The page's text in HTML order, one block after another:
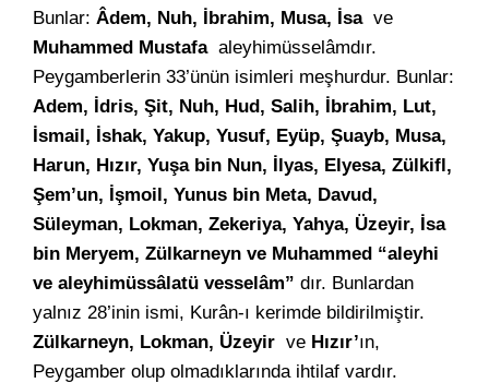
Bunlar: Âdem, Nuh, İbrahim, Musa, İsa ve
Muhammed Mustafa aleyhimüsselâmdır.
Peygamberlerin 33’ünün isimleri meşhurdur. Bunlar:
Adem, İdris, Şit, Nuh, Hud, Salih, İbrahim, Lut,
İsmail, İshak, Yakup, Yusuf, Eyüp, Şuayb, Musa,
Harun, Hızır, Yuşa bin Nun, İlyas, Elyesa, Zülkifl,
Şem’un, İşmoil, Yunus bin Meta, Davud,
Süleyman, Lokman, Zekeriya, Yahya, Üzeyir, İsa
bin Meryem, Zülkarneyn ve Muhammed “aleyhi
ve aleyhimüssâlatü vesselâm” dır. Bunlardan
yalnız 28’inin ismi, Kurân-ı kerimde bildirilmiştir.
Zülkarneyn, Lokman, Üzeyir ve Hızır’ın,
Peygamber olup olmadıklarında ihtilaf vardır.